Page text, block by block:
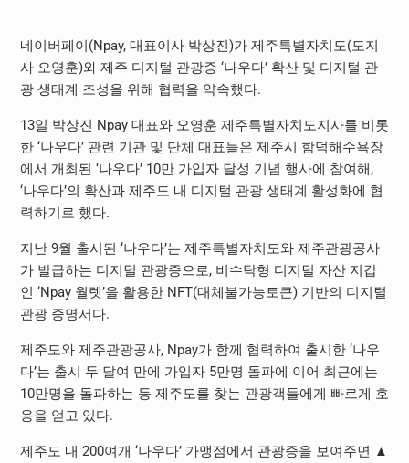
네이버페이(Npay, 대표이사 박상진)가 제주특별자치도(도지
사 오영훈)와 제주 디지털 관광증 ‘나우다’ 확산 및 디지털 관
광 생태계 조성을 위해 협력을 약속했다.
13일 박상진 Npay 대표와 오영훈 제주특별자치도지사를 비롯
한 ‘나우다’ 관련 기관 및 단체 대표들은 제주시 함덕해수욕장
에서 개최된 ‘나우다’ 10만 가입자 달성 기념 행사에 참여해,
‘나우다’의 확산과 제주도 내 디지털 관광 생태계 활성화에 협
력하기로 했다.
지난 9월 출시된 ‘나우다’는 제주특별자치도와 제주관광공사
가 발급하는 디지털 관광증으로, 비수탁형 디지털 자산 지갑
인 ‘Npay 월렛’을 활용한 NFT(대체불가능토큰) 기반의 디지털
관광 증명서다.
제주도와 제주관광공사, Npay가 함께 협력하여 출시한 ‘나우
다’는 출시 두 달여 만에 가입자 5만명 돌파에 이어 최근에는
10만명을 돌파하는 등 제주도를 찾는 관광객들에게 빠르게 호
응을 얻고 있다.
제주도 내 200여개 ‘나우다’ 가맹점에서 관광증을 보여주면 ▲